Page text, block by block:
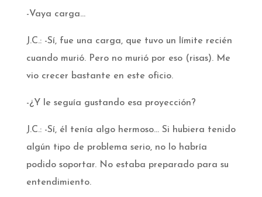
-Vaya carga…
J.C.: -Sí, fue una carga, que tuvo un límite recién
cuando murió. Pero no murió por eso (risas). Me
vio crecer bastante en este oficio.
-¿Y le seguía gustando esa proyección?
J.C.: -Sí, él tenía algo hermoso… Si hubiera tenido
algún tipo de problema serio, no lo habría
podido soportar. No estaba preparado para su
entendimiento.